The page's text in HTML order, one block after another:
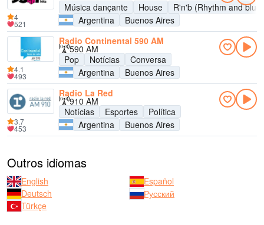
Música dançante
House
R'n'b (Rhythm and
Argentina
Buenos Aires
4
521
Radio Continental 590 AM
590 AM
Pop
Notícias
Conversa
Argentina
Buenos Aires
4.1
493
Radio La Red
910 AM
Notícias
Esportes
Política
Argentina
Buenos Aires
3.7
453
Outros idiomas
English
Español
Deutsch
Русский
Türkçe